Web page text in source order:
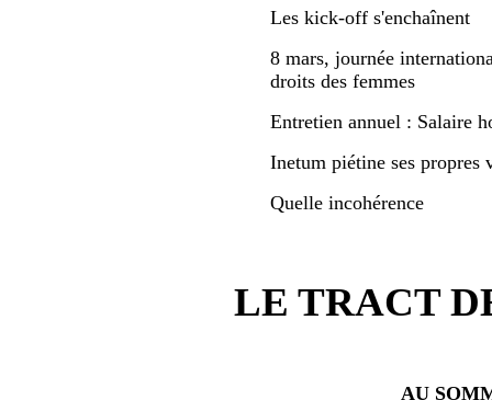
Les kick-off s'enchaînent
8 mars, journée
droits des femmes
Entretien annuel : Salaire
Inetum piétine ses propres
Quelle incohérence
LE TRACT
AU